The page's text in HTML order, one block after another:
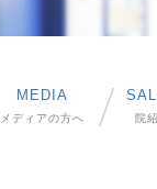
MEDIA
メディアの方へ 院